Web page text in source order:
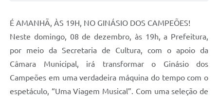
É AMANHÃ, ÀS 19H, NO GINÁSIO DOS CAMPEÕES!
Neste domingo, 08 de dezembro, às 19h, a Prefeitura,
por meio da Secretaria de Cultura, com o apoio da
Câmara Municipal, irá transformar o Ginásio dos
Campeões em uma verdadeira máquina do tempo com o
espetáculo, “Uma Viagem Musical”. Com uma seleção de